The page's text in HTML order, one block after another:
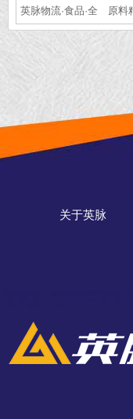
英脉物流·食品·全
国冷链运输
原料
关于英脉